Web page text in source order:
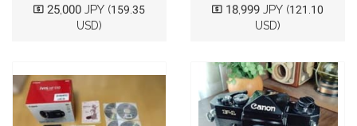
25,000 JPY (159.35
USD)
18,999 JPY (121.10
USD)